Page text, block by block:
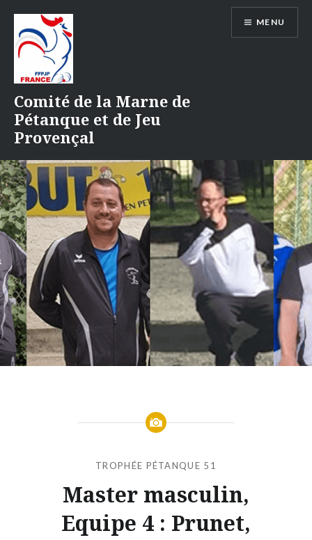
contenu
Comité de la Marne de
Pétanque et de Jeu
Provençal
MENU
TROPHÉE PÉTANQUE 51
Master masculin,
Equipe 4 : Prunet,